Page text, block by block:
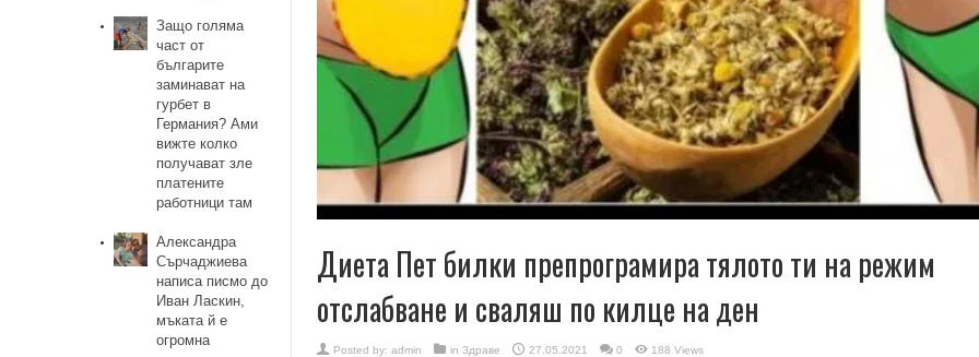
Диета Пет билки препрограмира тялото ти на режим
отслабване и сваляш по килце на ден
Posted by: admin in Здраве 27.05.2021 0 188 Views
Защо голяма
част от
българите
заминават на
гурбет в
Германия? Ами
вижте колко
получават зле
платените
работници там
Александра
Сърчаджиева
написа писмо до
Иван Ласкин,
мъката й е
огромна